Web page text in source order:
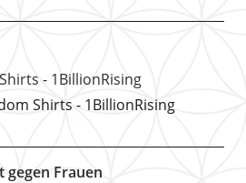
Shirts - 1BillionRising
gegen Frauen